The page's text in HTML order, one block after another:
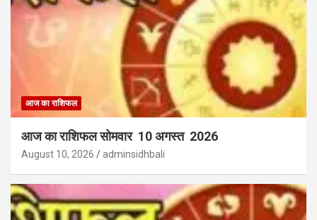
आज का राशिफल
आज का राशिफल सोमवार 10 अगस्त 2026
August 10, 2026 adminsidhbali